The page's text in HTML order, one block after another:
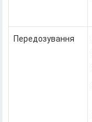
Передозування